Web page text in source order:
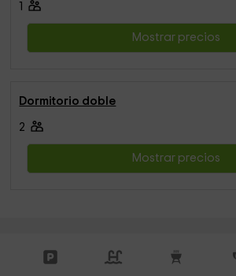
Mostrar precios
Dormitorio doble
2
Mostrar precios